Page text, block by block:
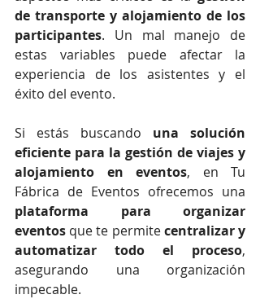
de transporte y alojamiento de los
participantes. Un mal manejo de
estas variables puede afectar la
experiencia de los asistentes y el
éxito del evento.
Si estás buscando una solución
eficiente para la gestión de viajes y
alojamiento en eventos, en Tu
plataforma para organizar
eventos que te permite centralizar y
automatizar todo el proceso,
asegurando una organización
impecable.